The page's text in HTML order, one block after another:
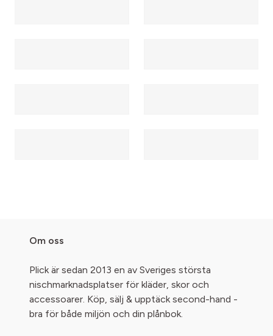
Om oss
Plick är sedan 2013 en av Sveriges största
nischmarknadsplatser för kläder, skor och
accessoarer. Köp, sälj & upptäck second-hand -
bra för både miljön och din plånbok.